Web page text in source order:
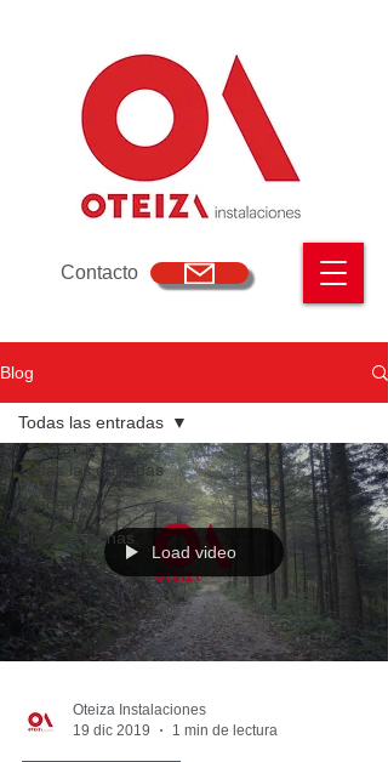
Contacto
Blog
Todas las entradas
Tendencias
Diseño oficinas
Todas las entradas
Load video
Oteiza Instalaciones
19 dic 2019
1 min de lectura